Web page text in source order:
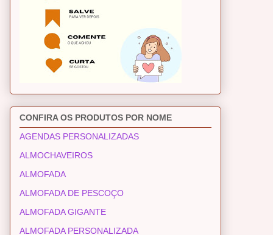
CONFIRA OS PRODUTOS POR NOME
AGENDAS PERSONALIZADAS
ALMOCHAVEIROS
ALMOFADA
ALMOFADA DE PESCOÇO
ALMOFADA GIGANTE
ALMOFADA PERSONALIZADA